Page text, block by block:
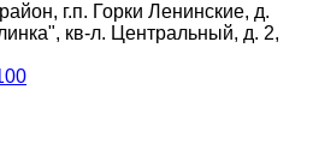
г.п. Горки Ленинские, д.
кв-л. Центральный, д. 2,